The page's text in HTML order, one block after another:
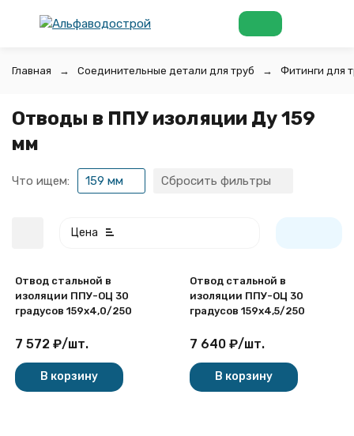
Главная Соединительные детали для труб Фитинги для
Отводы в ППУ изоляции Ду 159
мм
Что ищем: 159 мм Сбросить фильтры
Цена
Отвод стальной в
изоляции ППУ-ОЦ 30
градусов 159х4,0/250
7 572 ₽/шт.
В корзину
Отвод стальной в
изоляции ППУ-ОЦ 30
градусов 159х4,5/250
7 640 ₽/шт.
В корзину